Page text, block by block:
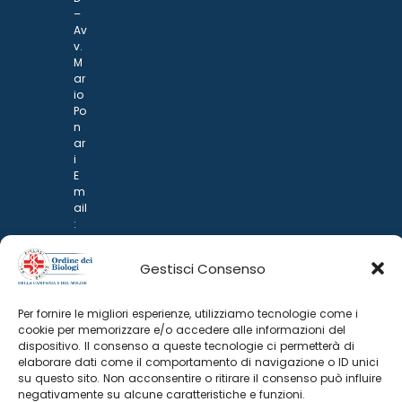
Gestisci Consenso
Per fornire le migliori esperienze, utilizziamo tecnologie come i
cookie per memorizzare e/o accedere alle informazioni del
dispositivo. Il consenso a queste tecnologie ci permetterà di
elaborare dati come il comportamento di navigazione o ID unici
su questo sito. Non acconsentire o ritirare il consenso può influire
negativamente su alcune caratteristiche e funzioni.
–
Av
v.
M
ar
io
Po
n
ar
i
E
m
ail
:
rp
d
@
p
n
ar
i.it